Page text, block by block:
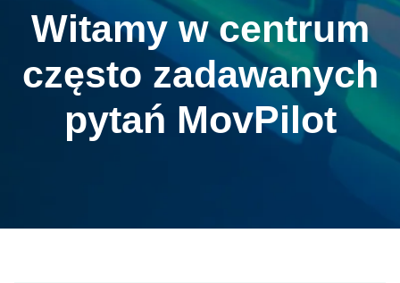
Witamy w centrum
często zadawanych
pytań MovPilot